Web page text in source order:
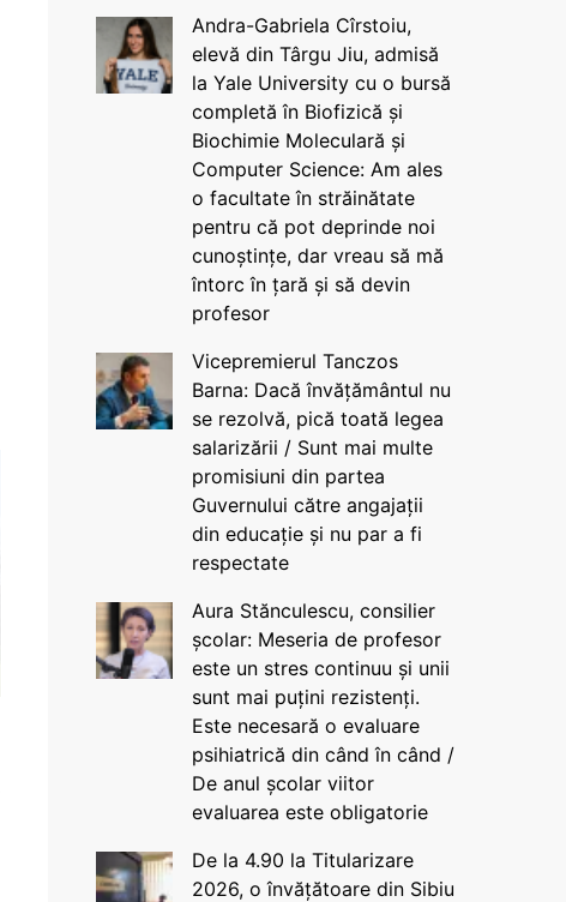
Andra-Gabriela Cîrstoiu,
elevă din Târgu Jiu, admisă
la Yale University cu o bursă
completă în Biofizică și
Biochimie Moleculară și
Computer Science: Am ales
o facultate în străinătate
pentru că pot deprinde noi
cunoștințe, dar vreau să mă
întorc în țară și să devin
profesor
Vicepremierul Tanczos
Barna: Dacă învățământul nu
se rezolvă, pică toată legea
salarizării / Sunt mai multe
promisiuni din partea
Guvernului către angajații
din educație și nu par a fi
respectate
Aura Stănculescu, consilier
școlar: Meseria de profesor
este un stres continuu și unii
sunt mai puțini rezistenți.
Este necesară o evaluare
psihiatrică din când în când /
De anul școlar viitor
evaluarea este obligatorie
De la 4.90 la Titularizare
2026, o învățătoare din Sibiu